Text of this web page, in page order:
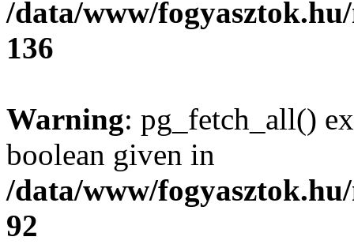
/data/www/
136
Warning: pg_fetch_all()
boolean given in
/data/www/
92